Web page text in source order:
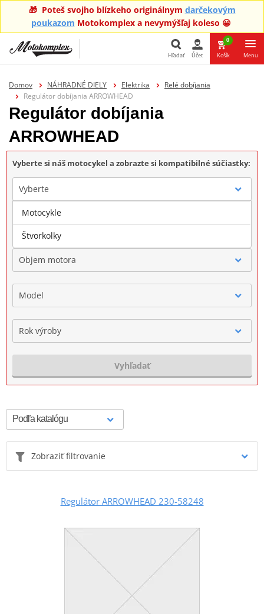
🎁 Poteš svojho blízkeho originálnym darčekovým
poukazom Motokomplex a nevymýšľaj koleso 😀
Hľadať Účet
0
Košík Menu
Domov NÁHRADNÉ DIELY Elektrika
Relé dobíjania
Regulátor dobíjania ARROWHEAD
Regulátor dobíjania
ARROWHEAD
Vyberte si náš motocykel a zobrazte si kompatibilné súčiastky:
Vyberte
Značka
Objem motora
Model
Rok výroby
Vyhľadať
Zobraziť filtrovanie
Regulátor ARROWHEAD 230-58248
Motocykle
Štvorkolky